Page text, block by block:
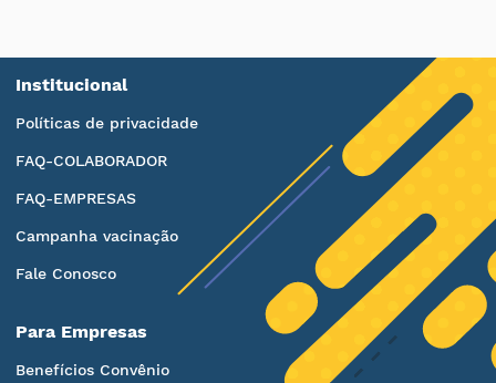
Institucional
Políticas de privacidade
FAQ-COLABORADOR
FAQ-EMPRESAS
Campanha vacinação
Fale Conosco
Para Empresas
Benefícios Convênio